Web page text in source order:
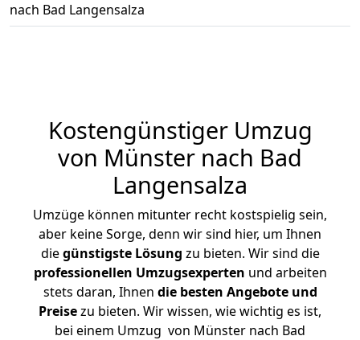
nach Bad Langensalza
Kostengünstiger Umzug
von Münster nach Bad
Langensalza
Umzüge können mitunter recht kostspielig sein,
aber keine Sorge, denn wir sind hier, um Ihnen
diegünstigste Lösung zu bieten. Wir sind die
professionellen Umzugsexperten und arbeiten
stets daran, Ihnen die besten Angebote und
Preisezu bieten. Wir wissen, wie wichtig es ist,
bei einem Umzug von Münster nach Bad